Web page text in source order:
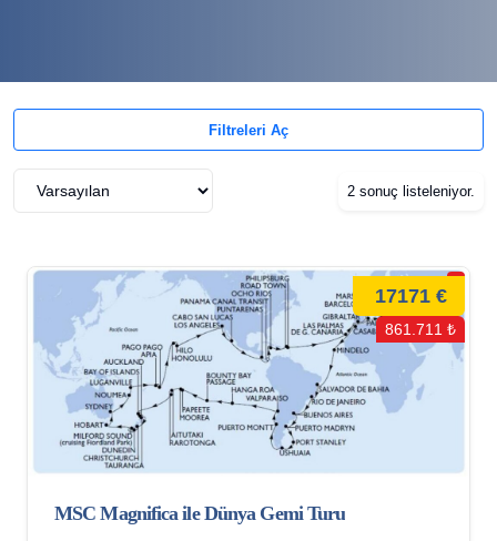
Filtreleri Aç
2 sonuç listeleniyor.
17171 €
861.711 ₺
MSC Magnifica ile Dünya Gemi Turu